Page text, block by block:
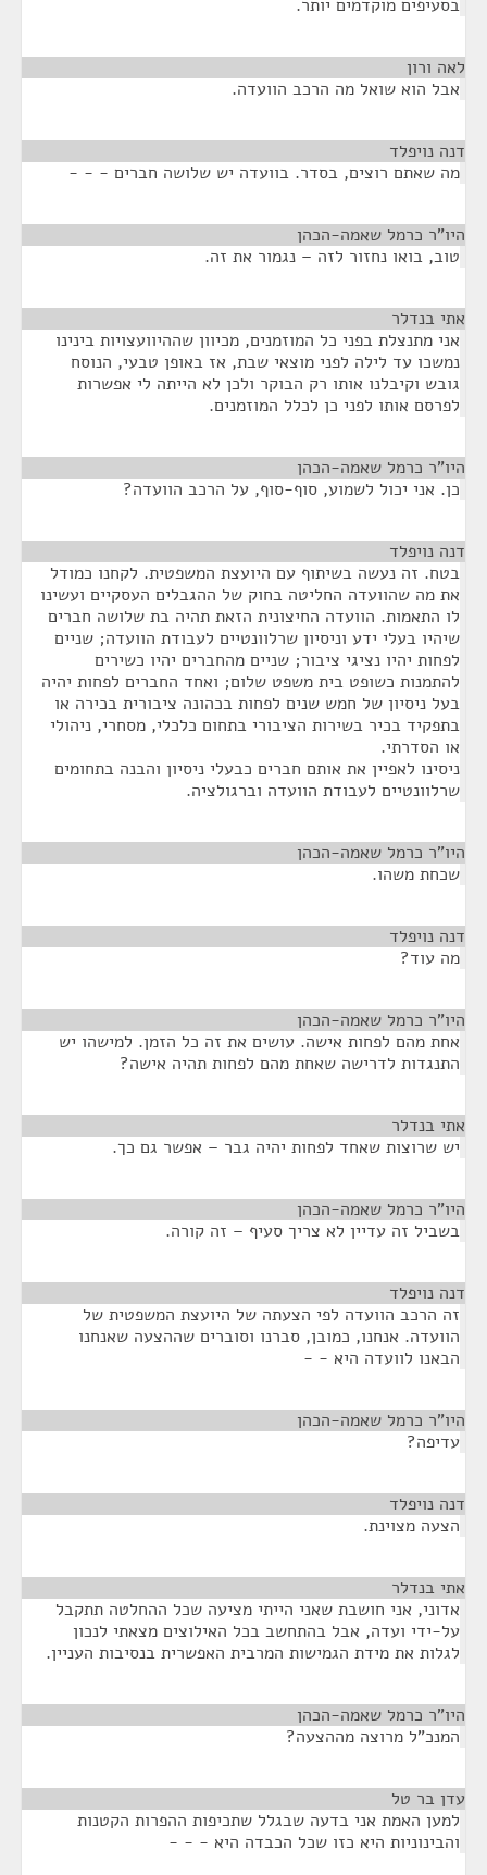
בסעיפים מוקדמים יותר.
לאה ורון
אבל הוא שואל מה הרכב הוועדה.
דנה נויפלד
מה שאתם רוצים, בסדר. בוועדה יש שלושה חברים - - -
היו"ר כרמל שאמה-הכהן
טוב, בואו נחזור לזה – נגמור את זה.
אתי בנדלר
אני מתנצלת בפני כל המוזמנים, מכיוון שההיוועצויות בינינו
נמשכו עד לילה לפני מוצאי שבת, אז באופן טבעי, הנוסח
גובש וקיבלנו אותו רק הבוקר ולכן לא הייתה לי אפשרות
לפרסם אותו לפני כן לכלל המוזמנים.
היו"ר כרמל שאמה-הכהן
כן. אני יכול לשמוע, סוף-סוף, על הרכב הוועדה?
דנה נויפלד
בטח. זה נעשה בשיתוף עם היועצת המשפטית. לקחנו כמודל
את מה שהוועדה החליטה בחוק של ההגבלים העסקיים ועשינו
לו התאמות. הוועדה החיצונית הזאת תהיה בת שלושה חברים
שיהיו בעלי ידע וניסיון שרלוונטיים לעבודת הוועדה; שניים
לפחות יהיו נציגי ציבור; שניים מהחברים יהיו כשירים
להתמנות כשופט בית משפט שלום; ואחד החברים לפחות יהיה
בעל ניסיון של חמש שנים לפחות בכהונה ציבורית בכירה או
בתפקיד בכיר בשירות הציבורי בתחום כלכלי, מסחרי, ניהולי
או הסדרתי.
ניסינו לאפיין את אותם חברים כבעלי ניסיון והבנה בתחומים
שרלוונטיים לעבודת הוועדה וברגולציה.
היו"ר כרמל שאמה-הכהן
שכחת משהו.
דנה נויפלד
מה עוד?
היו"ר כרמל שאמה-הכהן
אחת מהם לפחות אישה. עושים את זה כל הזמן. למישהו יש
התנגדות לדרישה שאחת מהם לפחות תהיה אישה?
אתי בנדלר
יש שרוצות שאחד לפחות יהיה גבר – אפשר גם כך.
היו"ר כרמל שאמה-הכהן
בשביל זה עדיין לא צריך סעיף – זה קורה.
דנה נויפלד
זה הרכב הוועדה לפי הצעתה של היועצת המשפטית של
הוועדה. אנחנו, כמובן, סברנו וסוברים שההצעה שאנחנו
הבאנו לוועדה היא - -
היו"ר כרמל שאמה-הכהן
עדיפה?
דנה נויפלד
הצעה מצוינת.
אתי בנדלר
אדוני, אני חושבת שאני הייתי מציעה שכל ההחלטה תתקבל
על-ידי ועדה, אבל בהתחשב בכל האילוצים מצאתי לנכון
לגלות את מידת הגמישות המרבית האפשרית בנסיבות העניין.
היו"ר כרמל שאמה-הכהן
המנכ"ל מרוצה מההצעה?
עדן בר טל
למען האמת אני בדעה שבגלל שתכיפות ההפרות הקטנות
והבינוניות היא כזו שכל הכבדה היא - - -